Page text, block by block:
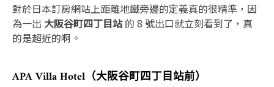
對於日本訂房網站上距離地鐵旁邊的定義真的很精準，因
為一出 大阪谷町四丁目站的 8 號出口就立刻看到了，真
的是超近的啊。
APA Villa Hotel（大阪谷町四丁目站前）